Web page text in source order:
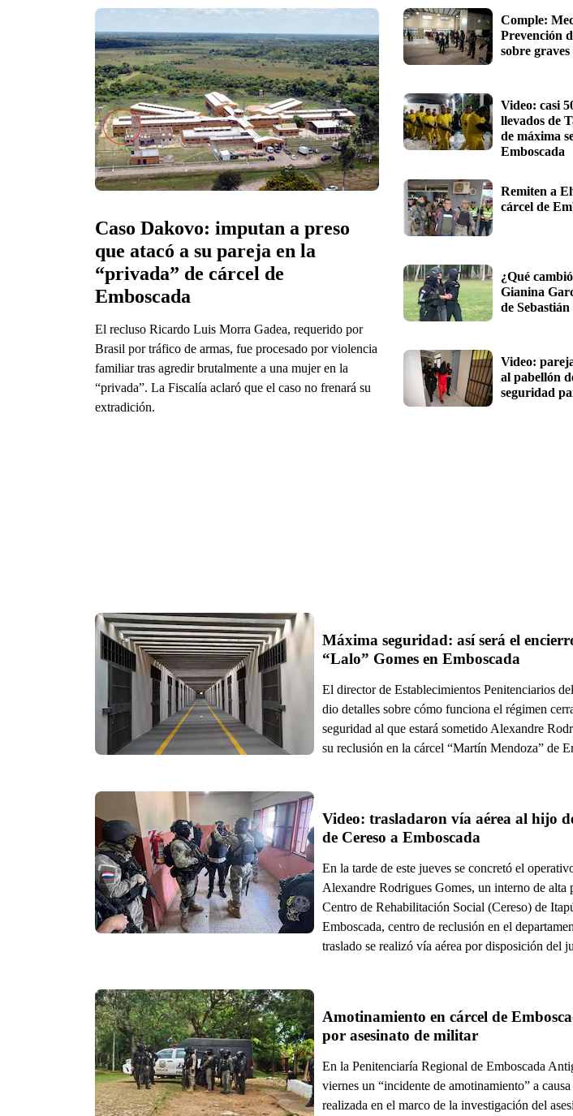
Caso Dakovo: imputan a preso
que atacó a su pareja en la
“privada” de cárcel de
Emboscada
El recluso Ricardo Luis Morra Gadea, requerido por
Brasil por tráfico de armas, fue procesado por violencia
familiar tras agredir brutalmente a una mujer en la
“privada”. La Fiscalía aclaró que el caso no frenará su
extradición.
Comple:
Prevención
sobre
Video: casi
llevados de
de máxima
Emboscada
Remiten a
cárcel de
¿Qué
Gianina
de
Video:
al pabellón
seguridad
Máxima seguridad: así será el
“Lalo” Gomes en Emboscada
El director de Establecimientos Penitenciarios
dio detalles sobre cómo funciona el régimen
seguridad al que estará sometido Alexandre
su reclusión en la cárcel “Martín Mendoza” de
Video: trasladaron vía aérea al hijo
de Cereso a Emboscada
En la tarde de este jueves se concretó el
Alexandre Rodrigues Gomes, un interno de alta
Centro de Rehabilitación Social (Cereso) de
Emboscada, centro de reclusión en el
traslado se realizó vía aérea por disposición del
Amotinamiento en cárcel de
por asesinato de militar
En la Penitenciaría Regional de Emboscada
viernes un “incidente de amotinamiento” a
realizada en el marco de la investigación del